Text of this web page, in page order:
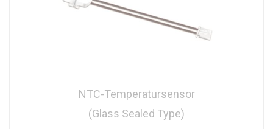
NTC-Temperatursensor
(Glass Sealed Type)